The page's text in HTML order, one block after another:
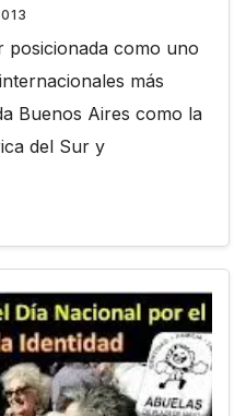
posicionada como uno
más
Buenos Aires como la
del Sur y